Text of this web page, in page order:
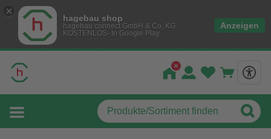
hagebau shop
hagebau connect GmbH & Co. KG
KOSTENLOS- In Google Play
Anzeigen